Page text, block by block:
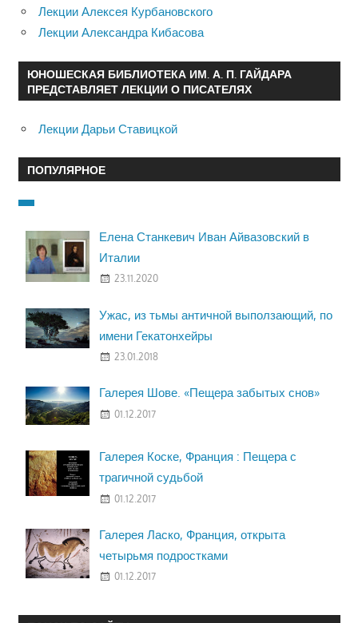
Лекции Алексея Курбановского
Лекции Александра Кибасова
ЮНОШЕСКАЯ БИБЛИОТЕКА ИМ. А. П. ГАЙДАРА
ПРЕДСТАВЛЯЕТ ЛЕКЦИИ О ПИСАТЕЛЯХ
Лекции Дарьи Ставицкой
ПОПУЛЯРНОЕ
Елена Станкевич Иван Айвазовский в
Италии
23.11.2020
Ужас, из тьмы античной выползающий, по
имени Гекатонхейры
23.01.2018
Галерея Шове. «Пещера забытых снов»
01.12.2017
Галерея Коске, Франция : Пещера с
трагичной судьбой
01.12.2017
Галерея Ласко, Франция, открыта
четырьмя подростками
01.12.2017